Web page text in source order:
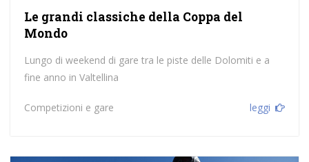
Le grandi classiche della Coppa del
Mondo
Lungo di weekend di gare tra le piste delle Dolomiti e a
fine anno in Valtellina
Competizioni e gare leggi